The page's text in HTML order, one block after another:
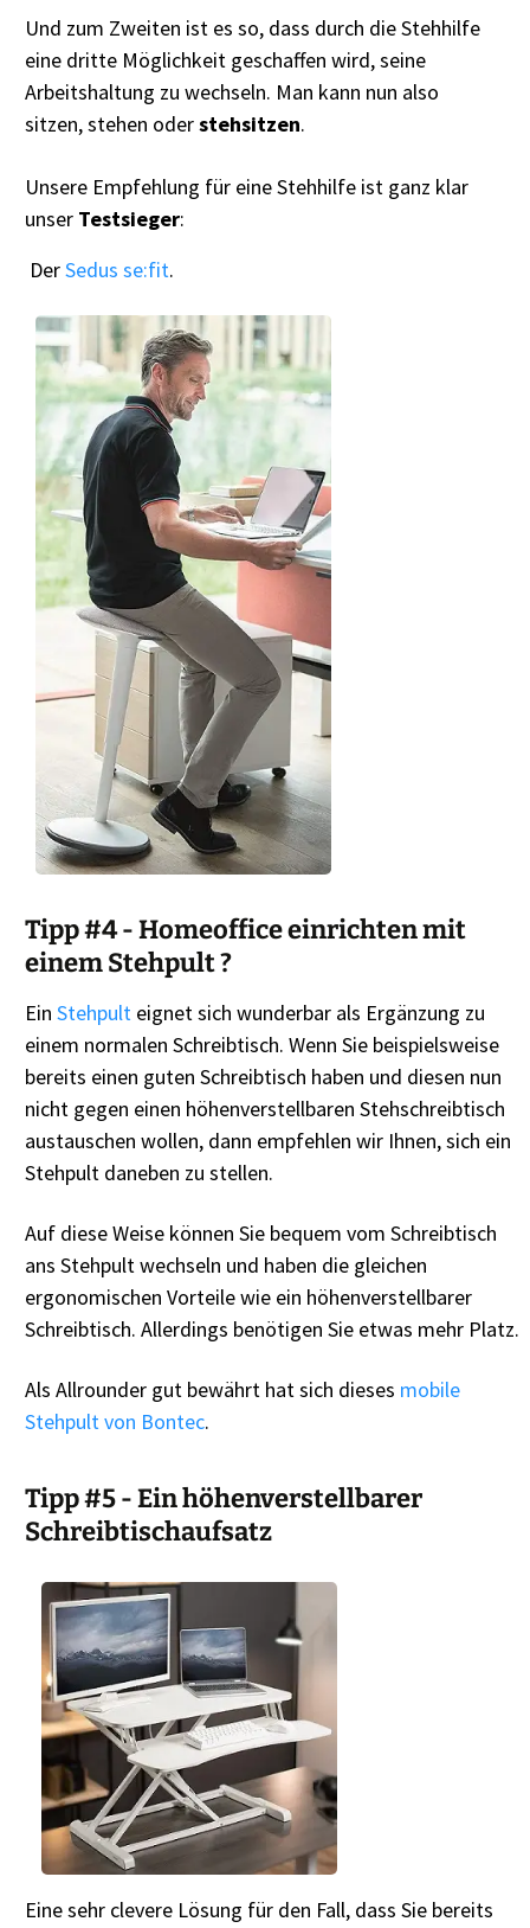
Und zum Zweiten ist es so, dass durch die Stehhilfe
eine dritte Möglichkeit geschaffen wird, seine
Arbeitshaltung zu wechseln. Man kann nun also
sitzen, stehen oderstehsitzen.
Unsere Empfehlung für eine Stehhilfe ist ganz klar
unser Testsieger:
DerSedus se:fit.
Tipp #4 - Homeoffice einrichten mit
einem Stehpult ?
Ein Stehpult eignet sich wunderbar als Ergänzung zu
einem normalen Schreibtisch. Wenn Sie beispielsweise
bereits einen guten Schreibtisch haben und diesen nun
nicht gegen einen höhenverstellbaren Stehschreibtisch
austauschen wollen, dann empfehlen wir Ihnen, sich ein
Stehpult daneben zu stellen.
Auf diese Weise können Sie bequem vom Schreibtisch
ans Stehpult wechseln und haben die gleichen
ergonomischen Vorteile wie ein höhenverstellbarer
Schreibtisch. Allerdings benötigen Sie etwas mehr Platz.
Als Allrounder gut bewährt hat sich dieses mobile
Stehpult von Bontec.
Tipp #5 - Ein höhenverstellbarer
Schreibtischaufsatz
Eine sehr clevere Lösung für den Fall, dass Sie bereits